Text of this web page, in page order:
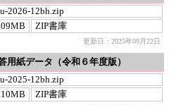
2026-12bh.zip
ZIP書庫
更新日：2025年09月22日
用紙データ（令和６年度版）
2025-12bh.zip
ZIP書庫